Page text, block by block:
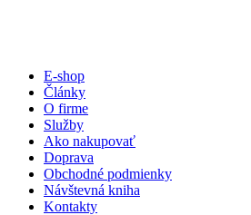
E-shop
Články
O firme
Služby
Ako nakupovať
Doprava
Obchodné podmienky
Návštevná kniha
Kontakty